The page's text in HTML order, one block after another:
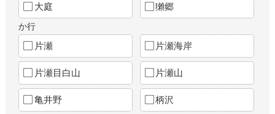
大庭 獺郷
か行
片瀬 片瀬海岸
片瀬目白山 片瀬山
亀井野 柄沢